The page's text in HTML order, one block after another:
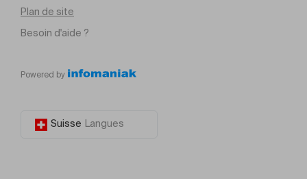
Plan de site
Besoin d'aide ?
Powered by
Suisse Langues